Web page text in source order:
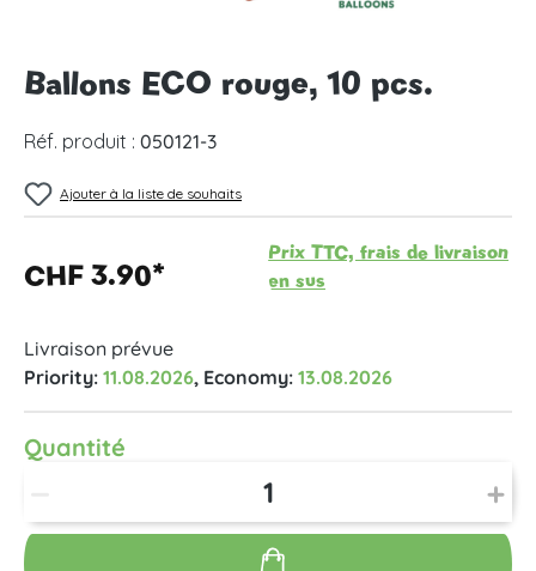
Ballons ECO rouge, 10 pcs.
Réf. produit : 050121-3
Ajouter à la liste de souhaits
CHF 3.90*
Prix TTC, frais de livraison
en sus
Livraison prévue
Priority: 11.08.2026, Economy: 13.08.2026
Quantité